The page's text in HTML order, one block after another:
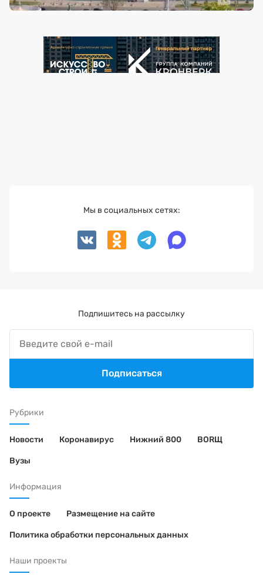
Рубрики
Новости Коронавирус Нижний 800 BORЩ
Вузы
Информация
О проекте Размещение на сайте
Политика обработки персональных данных
Наши проекты
Мы в социальных сетях:
Подпишитесь на рассылку
Подписаться